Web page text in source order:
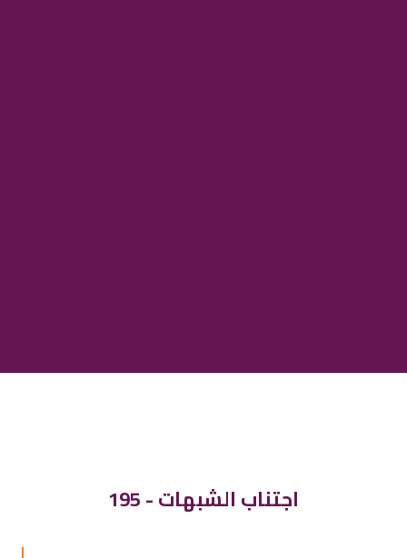
195 - اجتناب الشبهات